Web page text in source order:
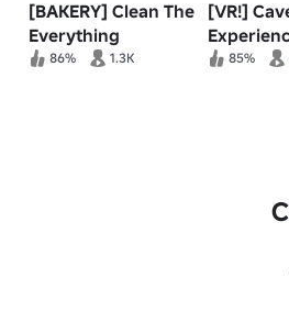
[BAKERY] Clean The
Everything
86% 1.3K
[VR!]
85%